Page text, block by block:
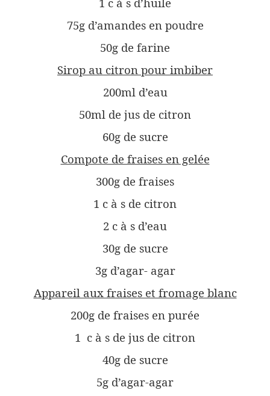
75g d’amandes en poudre
50g de farine
Sirop au citron pour imbiber
200ml d’eau
50ml de jus de citron
60g de sucre
Compote de fraises en gelée
300g de fraises
1 c à s de citron
2 c à s d’eau
30g de sucre
3g d’agar- agar
Appareil aux fraises et fromage blanc
200g de fraises en purée
1 c à s de jus de citron
40g de sucre
5g d’agar-agar